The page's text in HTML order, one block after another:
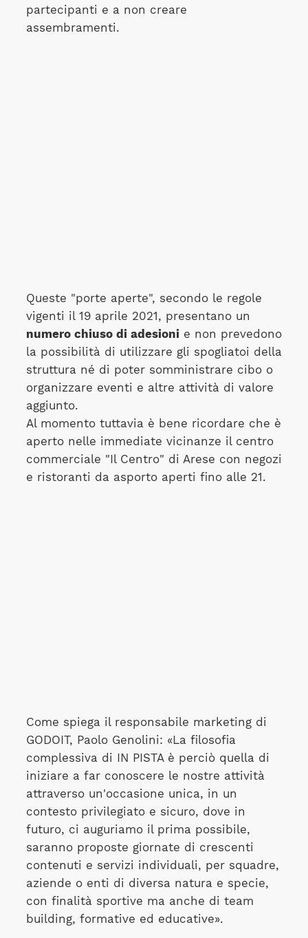
partecipanti e a non creare
assembramenti.
Queste "porte aperte", secondo le regole
vigenti il 19 aprile 2021, presentano un
numero chiuso di adesionie non prevedono
la possibilità di utilizzare gli spogliatoi della
struttura né di poter somministrare cibo o
organizzare eventi e altre attività di valore
aggiunto.
Al momento tuttavia è bene ricordare che è
aperto nelle immediate vicinanze il centro
commerciale "Il Centro" di Arese con negozi
e ristoranti da asporto aperti fino alle 21.
Come spiega il responsabile marketing di
GODOIT, Paolo Genolini: «La filosofia
complessiva di IN PISTA è perciò quella di
iniziare a far conoscere le nostre attività
attraverso un'occasione unica, in un
contesto privilegiato e sicuro, dove in
futuro, ci auguriamo il prima possibile,
saranno proposte giornate di crescenti
contenuti e servizi individuali, per squadre,
aziende o enti di diversa natura e specie,
con finalità sportive ma anche di team
building, formative ed educative».